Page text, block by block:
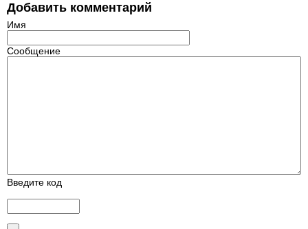
Добавить комментарий
Имя
Сообщение
Введите код